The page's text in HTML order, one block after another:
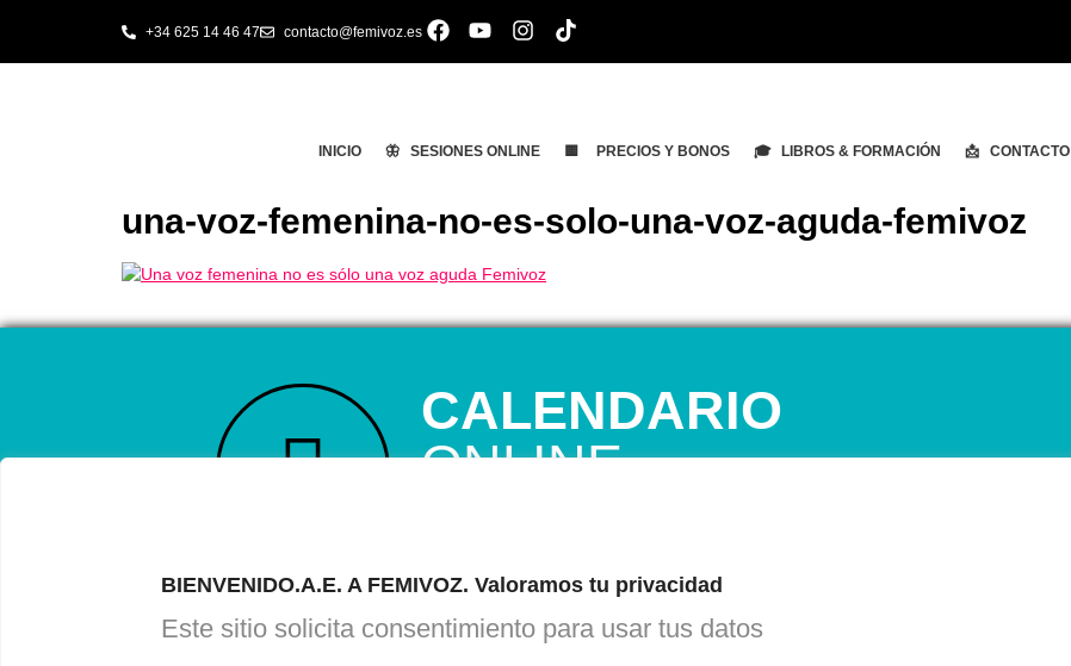
BIENVENIDO.A.E. A FEMIVOZ. Valoramos tu privacidad
Este sitio solicita consentimiento para usar tus datos
+34 625 14 46 47 contacto@femivoz.es
INICIO 🦋 SESIONES ONLINE 🟨 PRECIOS Y BONOS 🎓 LIBROS & FORMACIÓN 📩 CONTACTO
una-voz-femenina-no-es-solo-una-voz-aguda-femivoz
CALENDARIO
ONLINE
explicará cómo funciona el entrenamiento vocal y
responderá a todas tus preguntas.